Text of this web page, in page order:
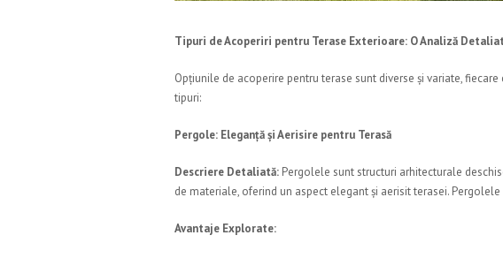
Tipuri de Acoperiri pentru Terase Exterioare: O Analiză
Opțiunile de acoperire pentru terase sunt diverse și variate,
tipuri:
Pergole: Eleganță și Aerisire pentru Terasă
Descriere Detaliată: Pergolele sunt structuri arhitecturale
de materiale, oferind un aspect elegant și aerisit terasei.
Avantaje Explorate: